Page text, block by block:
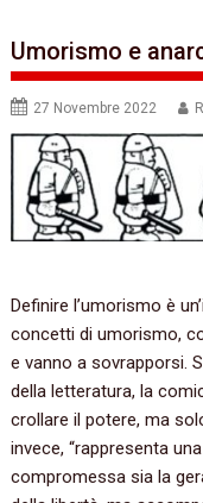
Umorismo e
27 Novembre 2022
Definire l’umorismo è
concetti di umorismo,
e vanno a sovrapporsi.
della letteratura, la
crollare il potere, ma
invece, “rappresenta
compromessa sia la